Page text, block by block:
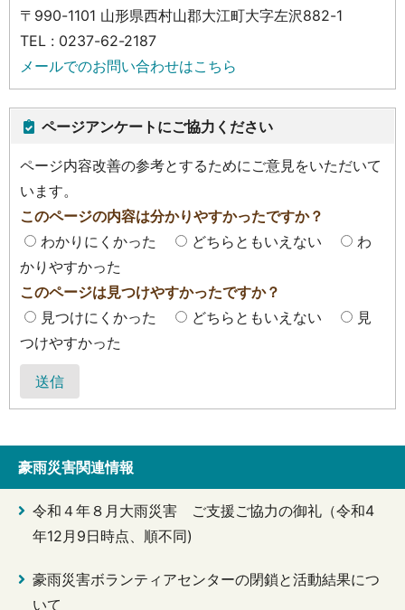
〒990-1101 山形県西村山郡大江町大字左沢882-1
TEL : 0237-62-2187
メールでのお問い合わせはこちら
ページアンケートにご協力ください
ページ内容改善の参考とするためにご意見をいただいて
います。
このページの内容は分かりやすかったですか？
わかりにくかった
どちらともいえない
わ
かりやすかった
このページは見つけやすかったですか？
見つけにくかった
どちらともいえない
見
つけやすかった
送信
豪雨災害関連情報
令和４年８月大雨災害 ご支援ご協力の御礼（令和4
年12月9日時点、順不同)
豪雨災害ボランティアセンターの閉鎖と活動結果につ
いて